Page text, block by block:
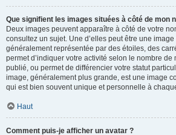
Que signifient les images situées à côté de mon
Deux images peuvent apparaître à côté de votre
consultez un sujet. Une d’elles peut être une
généralement représentée par des étoiles, des
permet d’indiquer votre activité selon le nombre
publié, ou permet de différencier votre statut
image, généralement plus grande, est une image
qui est bien souvent unique et personnelle à
Haut
Comment puis-je afficher un avatar ?